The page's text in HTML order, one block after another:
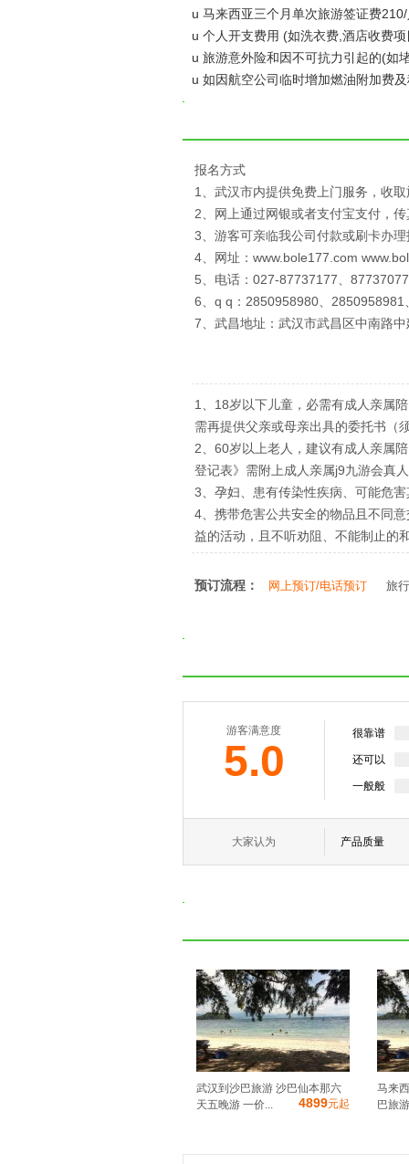
u 马来西亚三个月单次旅游签证费
u 个人开支费用 (如洗衣费,酒店收费
u 旅游意外险和因不可抗力引起的(如
u 如因航空公司临时增加燃油附加费
报名方式
1、武汉市内提供免费上门服务，收
2、网上通过网银或者支付宝支付，
3、游客可亲临我公司付款或刷卡办
4、网址：www.bole177.com
5、电话：027-87737177、
6、q q：2850958980、
7、武昌地址：武汉市武昌区中南路
1、18岁以下儿童，必需有成人亲属
需再提供父亲或母亲出具的委托书（
2、60岁以上老人，建议有成人亲属
登记表》需附上成人亲属j9九游会真
3、孕妇、患有传染性疾病、可能危
4、携带危害公共安全的物品且不同
益的活动，且不听劝阻、不能制止的
预订流程： 网上预订/电话预订 旅
游客满意度
5.0
很靠谱
还可以
一般般
大家认为 产品质量
武汉到沙巴旅游 沙巴仙本那六
天五晚游 一价...
4899元起
马来
巴旅